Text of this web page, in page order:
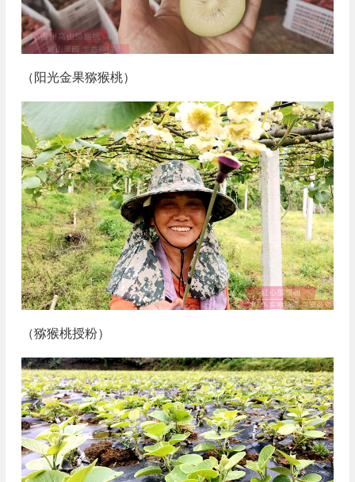
（阳光金果猕猴桃）
（猕猴桃授粉）